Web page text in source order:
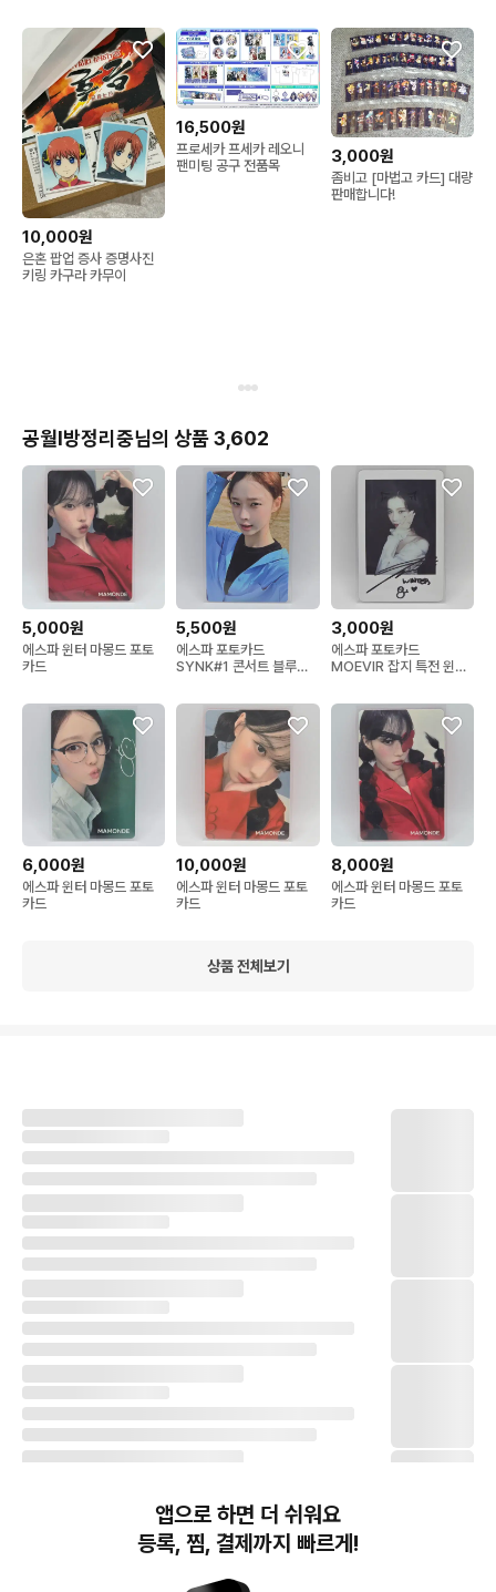
10,000원
은혼 팝업 증사 증명사진
키링 카구라 카무이
16,500원
프로세카 프세카 레오니
팬미팅 공구 전품목
3,000원
좀비고 [마법고 카드] 대량
판매합니다!
공월l방정리중님의 상품 3,602
5,000원
에스파 윈터 마몽드 포토
카드
5,500원
에스파 포토카드
SYNK#1 콘서트 블루레
3,000원
에스파 포토카드
MOEVIR 잡지 특전 윈터
6,000원
에스파 윈터 마몽드 포토
카드
10,000원
에스파 윈터 마몽드 포토
카드
8,000원
에스파 윈터 마몽드 포토
카드
상품 전체보기
앱으로 하면 더 쉬워요
등록, 찜, 결제까지 빠르게!